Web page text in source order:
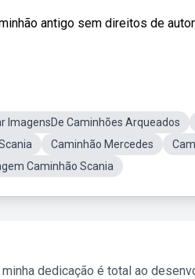
antigo sem direitos de
ImagensDe Caminhões Arqueados
Caminhão Mercedes
Caminhão Scania
minha dedicação é total ao